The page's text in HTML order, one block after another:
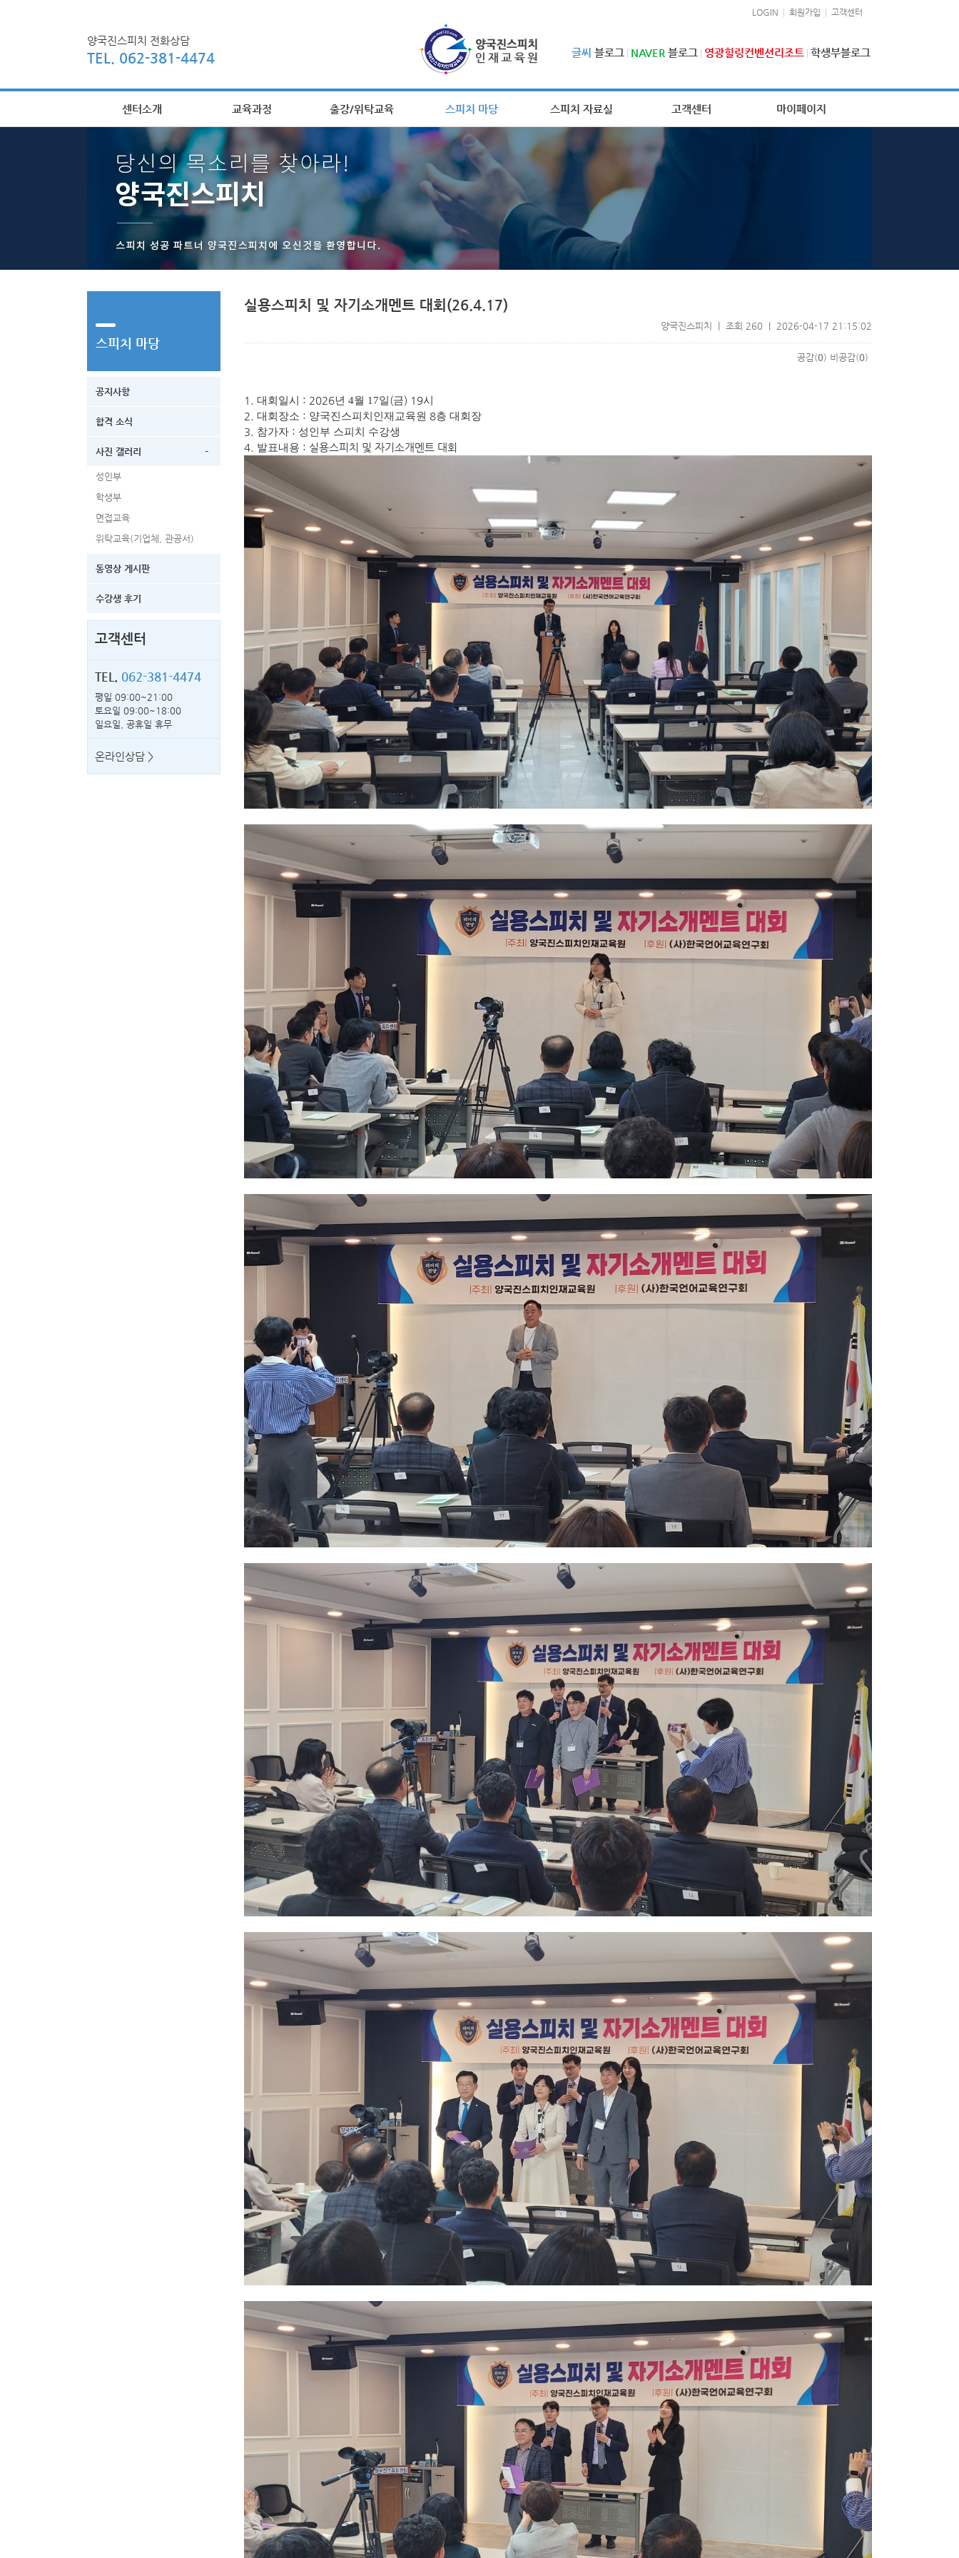
LOGIN 회원가입 고객센터
양국진스피치 전화상담
TEL. 062-381-4474 글씨 블로그 NAVER 블로그 영광힐링컨벤션리조트 학생부블로그
센터소개 교육과정 출강/위탁교육 스피치 마당 스피치 자료실 고객센터 마이페이지
스피치 마당
공지사항
합격 소식
사진 갤러리 -
성인부
학생부
면접교육
위탁교육(기업체, 관공서)
동영상 게시판
수강생 후기
고객센터
TEL. 062-381-4474
평일 09:00~21:00
토요일 09:00~18:00
일요일, 공휴일 휴무
온라인상담 >
실용스피치 및 자기소개멘트 대회(26.4.17)
양국진스피치 | 조회 260 | 2026-04-17 21:15:02
공감(0) 비공감(0)
1. 대회일시 : 2026년 4월 17일(금) 19시
2. 대회장소 : 양국진스피치인재교육원 8층 대회장
3. 참가자 : 성인부 스피치 수강생
4. 발표내용 : 실용스피치 및 자기소개멘트 대회